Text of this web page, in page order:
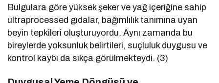
Bulgulara göre yüksek şeker ve yağ içeriğine sahip
ultraprocessed gıdalar, bağımlılık tanımına uyan
beyin tepkileri oluşturuyordu. Aynı zamanda bu
bireylerde yoksunluk belirtileri, suçluluk duygusu ve
kontrol kaybı da sıkça görülmekteydi. (3)